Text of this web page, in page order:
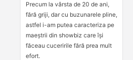
Precum la vârsta de 20 de ani,
fără griji, dar cu buzunarele pline,
astfel i-am putea caracteriza pe
maeștrii din showbiz care își
făceau cuceririle fără prea mult
efort.